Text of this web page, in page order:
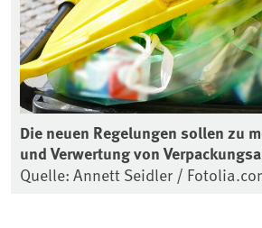
Die neuen Regelungen sollen zu
und Verwertung von
Quelle: Annett Seidler /